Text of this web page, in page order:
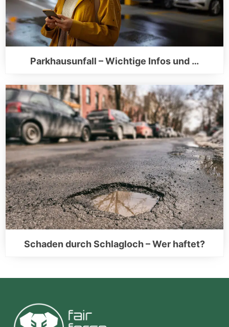
Parkhausunfall – Wichtige Infos und …
Schaden durch Schlagloch – Wer haftet?